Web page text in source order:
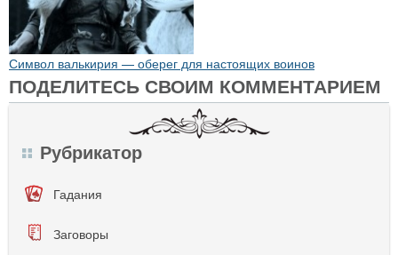
Символ валькирия — оберег для настоящих воинов
ПОДЕЛИТЕСЬ СВОИМ КОММЕНТАРИЕМ
Рубрикатор
Гадания
Заговоры